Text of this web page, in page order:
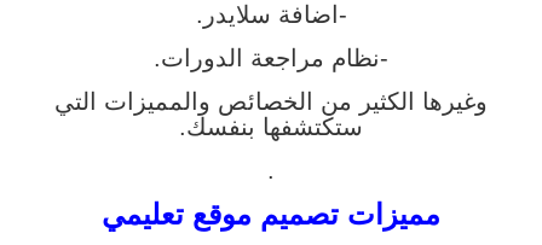
-اضافة سلايدر.
-نظام مراجعة الدورات.
وغيرها الكثير من الخصائص والمميزات التي
ستكتشفها بنفسك.
.
مميزات تصميم موقع تعليمي